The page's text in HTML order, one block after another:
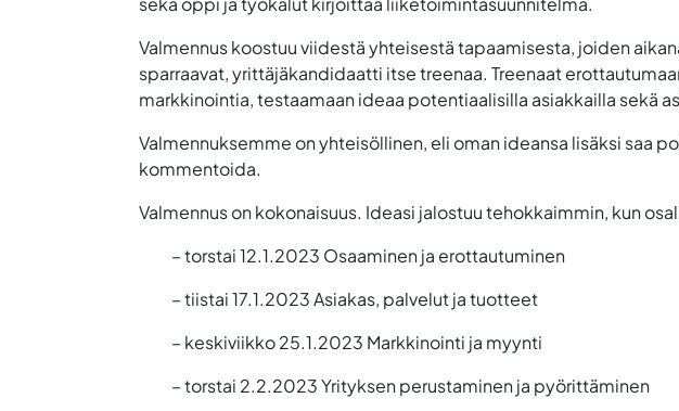
Valmennus koostuu viidestä yhteisestä tapaamisesta, joiden
sparraavat, yrittäjäkandidaatti itse treenaa. Treenaat
markkinointia, testaamaan ideaa potentiaalisilla asiakkailla sekä
Valmennuksemme on yhteisöllinen, eli oman ideansa lisäksi saa
kommentoida.
Valmennus on kokonaisuus. Ideasi jalostuu tehokkaimmin, kun
– torstai 12.1.2023 Osaaminen ja erottautuminen
– tiistai 17.1.2023 Asiakas, palvelut ja tuotteet
– keskiviikko 25.1.2023 Markkinointi ja myynti
– torstai 2.2.2023 Yrityksen perustaminen ja pyörittäminen